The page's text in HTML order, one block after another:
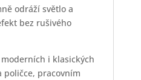
odráží světlo a
bez rušivého
i klasických
pracovním